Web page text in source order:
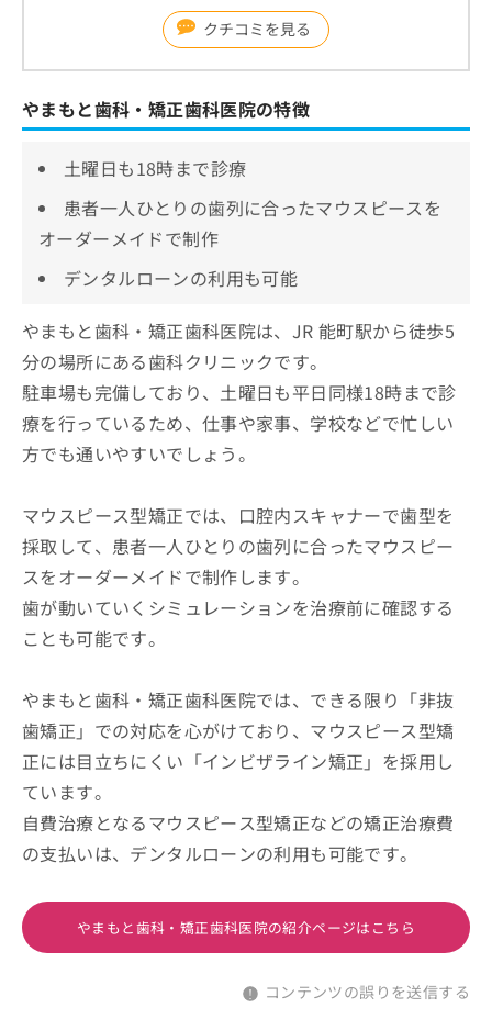
クチコミを見る
やまもと歯科・矯正歯科医院の特徴
土曜日も18時まで診療
患者一人ひとりの歯列に合ったマウスピースを
オーダーメイドで制作
デンタルローンの利用も可能
やまもと歯科・矯正歯科医院は、JR 能町駅から徒歩5
分の場所にある歯科クリニックです。
駐車場も完備しており、土曜日も平日同様18時まで診
療を行っているため、仕事や家事、学校などで忙しい
方でも通いやすいでしょう。
マウスピース型矯正では、口腔内スキャナーで歯型を
採取して、患者一人ひとりの歯列に合ったマウスピー
スをオーダーメイドで制作します。
歯が動いていくシミュレーションを治療前に確認する
ことも可能です。
やまもと歯科・矯正歯科医院では、できる限り「非抜
歯矯正」での対応を心がけており、マウスピース型矯
正には目立ちにくい「インビザライン矯正」を採用し
ています。
自費治療となるマウスピース型矯正などの矯正治療費
の支払いは、デンタルローンの利用も可能です。
やまもと歯科・矯正歯科医院の紹介ページはこちら
コンテンツの誤りを送信する